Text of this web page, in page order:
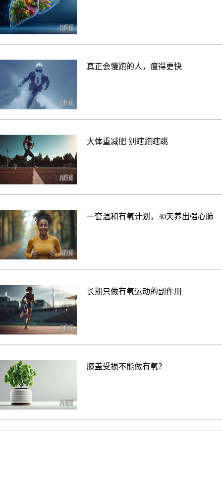
真正会慢跑的人，瘦得更快
大体重减肥 别瞎跑瞎跳
一套温和有氧计划，30天养出强心肺
长期只做有氧运动的副作用
膝盖受损不能做有氧？